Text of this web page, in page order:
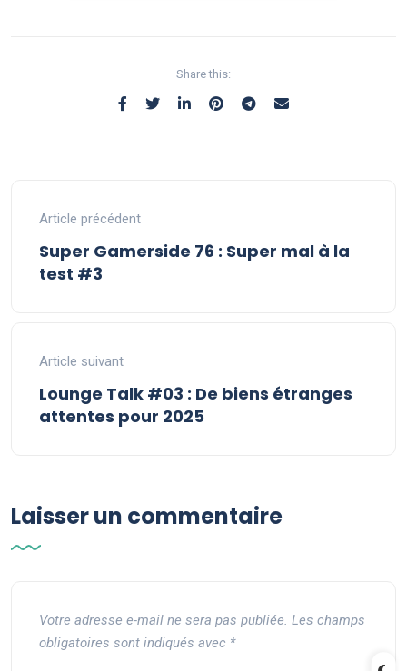
Share this:
Article précédent
Super Gamerside 76 : Super mal à la
test #3
Article suivant
Lounge Talk #03 : De biens étranges
attentes pour 2025
Laisser un commentaire
Votre adresse e-mail ne sera pas publiée. Les champs
obligatoires sont indiqués avec *